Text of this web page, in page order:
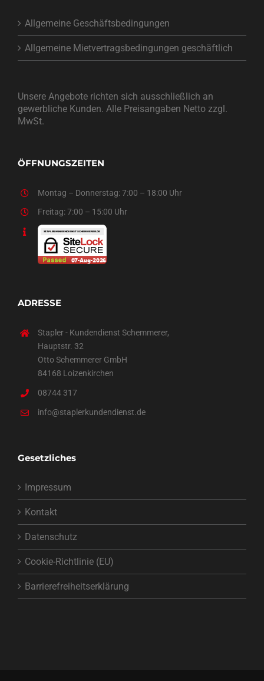
Allgemeine Geschäftsbedingungen
Allgemeine Mietvertragsbedingungen geschäftlich
Unsere Angebote richten sich ausschließlich an
gewerbliche Kunden. Alle Preisangaben Netto zzgl.
MwSt.
ÖFFNUNGSZEITEN
Montag – Donnerstag: 7:00 – 18:00 Uhr
Freitag: 7:00 – 15:00 Uhr
ADRESSE
Stapler - Kundendienst Schemmerer,
Hauptstr. 32
Otto Schemmerer GmbH
84168 Loizenkirchen
08744 317
info@staplerkundendienst.de
Gesetzliches
Impressum
Kontakt
Datenschutz
Cookie-Richtlinie (EU)
Barrierefreiheitserklärung